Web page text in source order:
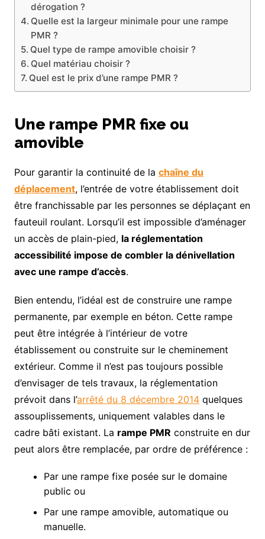
dérogation ?
Quelle est la largeur minimale pour une rampe
PMR ?
Quel type de rampe amovible choisir ?
Quel matériau choisir ?
Quel est le prix d’une rampe PMR ?
Une rampe PMR fixe ou
amovible
Pour garantir la continuité de la chaîne du
déplacement, l’entrée de votre établissement doit
être franchissable par les personnes se déplaçant en
fauteuil roulant. Lorsqu’il est impossible d’aménager
un accès de plain-pied, la réglementation
accessibilité impose de combler la dénivellation
avec une rampe d’accès.
Bien entendu, l’idéal est de construire une rampe
permanente, par exemple en béton. Cette rampe
peut être intégrée à l’intérieur de votre
établissement ou construite sur le cheminement
extérieur. Comme il n’est pas toujours possible
d’envisager de tels travaux, la réglementation
prévoit dans l’arrêté du 8 décembre 2014quelques
assouplissements, uniquement valables dans le
cadre bâti existant. La rampe PMR construite en dur
peut alors être remplacée, par ordre de préférence :
Par une rampe fixe posée sur le domaine
public ou
Par une rampe amovible, automatique ou
manuelle.